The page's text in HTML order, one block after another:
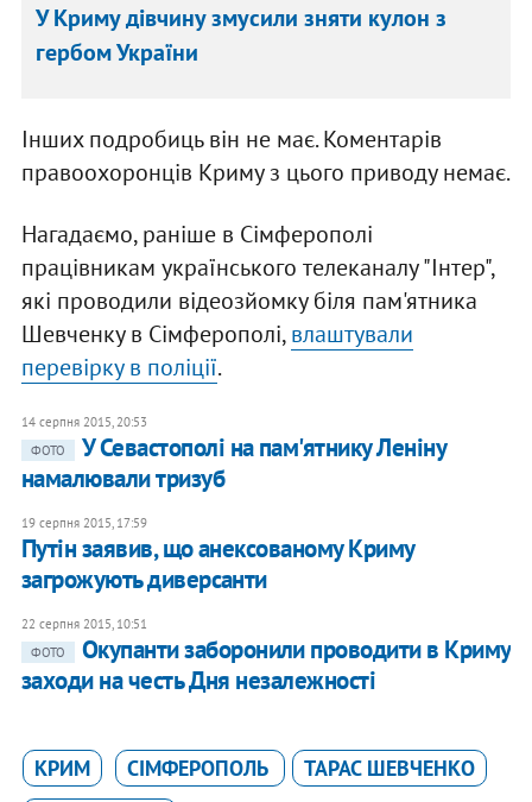
У Криму дівчину змусили зняти кулон з
гербом України
Інших подробиць він не має. Коментарів
правоохоронців Криму з цього приводу немає.
Нагадаємо, раніше в Сімферополі
працівникам українського телеканалу "Інтер",
які проводили відеозйомку біля пам'ятника
Шевченку в Сімферополі,влаштували
перевірку в поліції.
14 серпня 2015, 20:53
ФОТО
У Севастополі на пам'ятнику Леніну
намалювали тризуб
19 серпня 2015, 17:59
Путін заявив, що анексованому Криму
загрожують диверсанти
22 серпня 2015, 10:51
ФОТО
Окупанти заборонили проводити в Криму
заходи на честь Дня незалежності
КРИМ СІМФЕРОПОЛЬ ТАРАС ШЕВЧЕНКО